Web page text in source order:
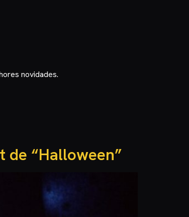
novidades.
“Halloween”